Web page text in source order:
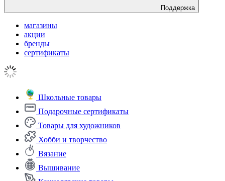
Поддержка
магазины
акции
бренды
сертификаты
Школьные товары
Подарочные сертификаты
Товары для художников
Хобби и творчество
Вязание
Вышивание